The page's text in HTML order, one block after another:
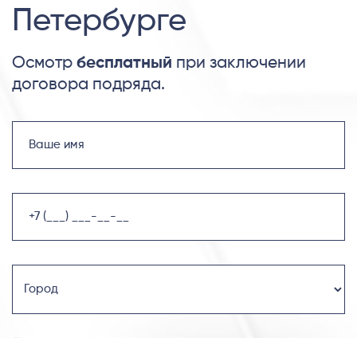
Петербурге
Осмотр бесплатный при заключении
договора подряда.